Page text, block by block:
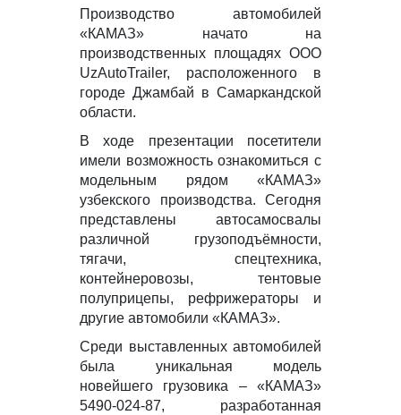
Производство автомобилей
«КАМАЗ» начато на
производственных площадях ООО
UzAutoTrailer, расположенного в
городе Джамбай в Самаркандской
области.
В ходе презентации посетители
имели возможность ознакомиться с
модельным рядом «КАМАЗ»
узбекского производства. Сегодня
представлены автосамосвалы
различной грузоподъёмности,
тягачи, спецтехника,
контейнеровозы, тентовые
полуприцепы, рефрижераторы и
другие автомобили «КАМАЗ».
Среди выставленных автомобилей
была уникальная модель
новейшего грузовика – «КАМАЗ»
5490-024-87, разработанная